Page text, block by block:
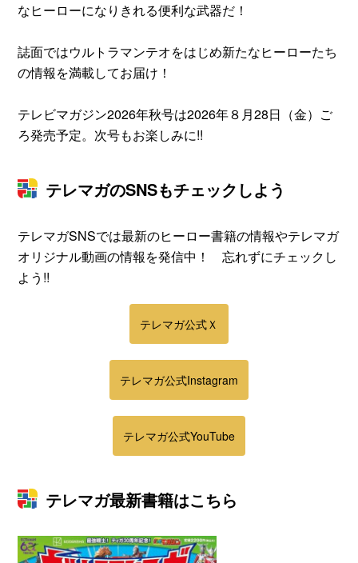
なヒーローになりきれる便利な武器だ！
誌面ではウルトラマンテオをはじめ新たなヒーローたち
の情報を満載してお届け！
テレビマガジン2026年秋号は2026年８月28日（金）ご
ろ発売予定。次号もお楽しみに!!
テレマガのSNSもチェックしよう
テレマガSNSでは最新のヒーロー書籍の情報やテレマガ
オリジナル動画の情報を発信中！ 忘れずにチェックし
よう!!
テレマガ公式Ｘ
テレマガ公式Instagram
テレマガ公式YouTube
テレマガ最新書籍はこちら